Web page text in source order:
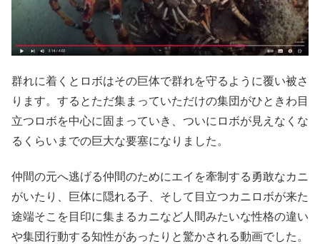
群れに着くとロボはその巨体で群れを守るように覆い被さ
ります。するとただ集まっていただけの集団がひときわ目
立つロボを中心に固まっていき、ついにロボが見えなくな
るくらいまでの巨大な要塞になりました。
仲間の元へ逃げる仲間のためにエイを牽制する勇敢なカニ
がいたり、巨体に隠れる子、そして目立つカニロボが来た
途端そこを目印に集まるカニなど人間みたいな性格の違い
や集団行動する知性があったりと驚かされる動画でした。